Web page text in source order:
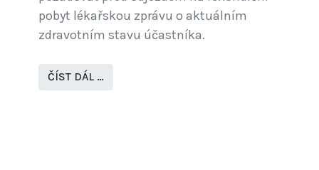
pobyt lékařskou zprávu o aktuálním
zdravotním stavu účastníka.
ČÍST DÁL …